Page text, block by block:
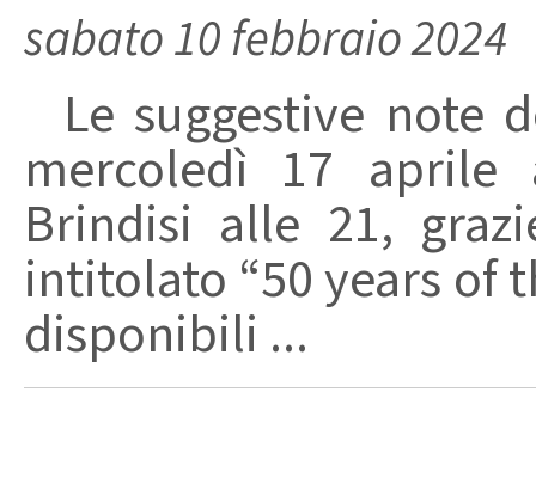
sabato 10 febbraio 2024
Le suggestive note
mercoledì 17
Brindisi alle 21,
intitolato “50 years of
disponibili ...